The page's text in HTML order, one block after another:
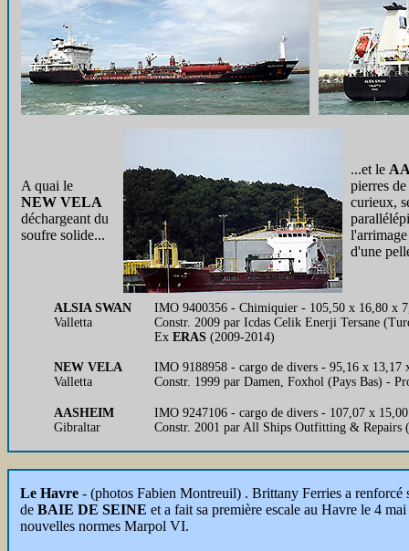
A quai le
NEW VELA
déchargeant du
soufre solide...
...et le
pierres
curieux,
d'une
ALSIA SWAN
Valletta
IMO 9400356 - Chimiquier - 105,50 x 16,80 x
Constr. 2009 par Icdas Celik Enerji Tersane
Ex ERAS (2009-2014)
NEW VELA
Valletta
IMO 9188958 - cargo de divers - 95,16 x
Constr. 1999 par Damen, Foxhol (Pays Bas)
AASHEIM
Gibraltar
IMO 9247106 - cargo de divers - 107,07 x
Constr. 2001 par All Ships Outfitting &
Le Havre - (photos Fabien Montreuil) . Brittany Ferries a
de BAIE DE SEINE et a fait sa première escale au Havre le 4
nouvelles normes Marpol VI.